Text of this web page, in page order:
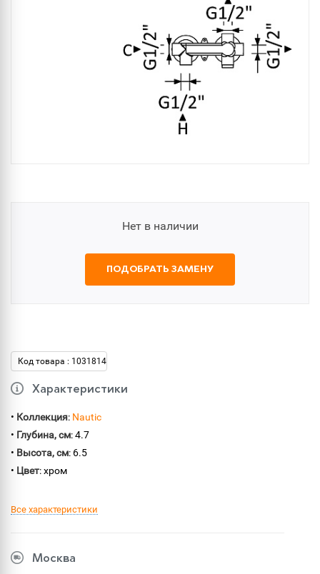
Нет в наличии
ПОДОБРАТЬ ЗАМЕНУ
Код товара : 1031814
Характеристики
• Коллекция: Nautic
• Глубина, см: 4.7
• Высота, см: 6.5
• Цвет: хром
Все характеристики
Москва